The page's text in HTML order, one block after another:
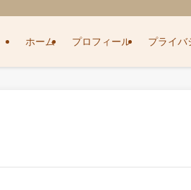
ホーム プロフィール プライバ